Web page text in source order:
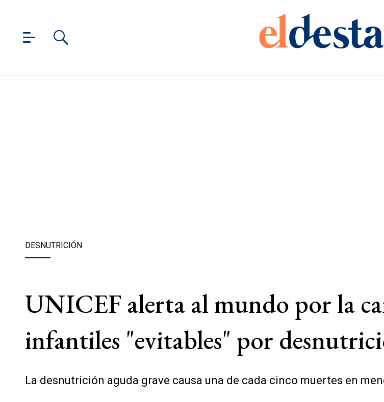
DESNUTRICIÓN
UNICEF alerta al mundo por la
infantiles "evitables" por
La desnutrición aguda grave causa una de cada cinco muertes en